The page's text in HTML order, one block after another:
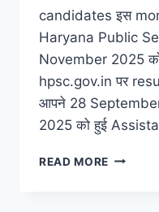
candidates इस
Haryana Public
November 2025
hpsc.gov.in पर
आपने 28
2025 को हुई
READ MORE HPSC